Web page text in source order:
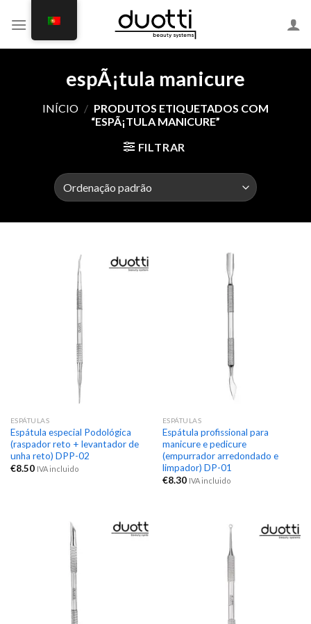
content
espÃ¡tula manicure
INÍCIO / PRODUTOS ETIQUETADOS COM
“ESPÃ¡TULA MANICURE”
FILTRAR
ESPÁTULAS
Espátula especial Podológica
(raspador reto + levantador de
unha reto) DPP-02
€8.50 IVA incluido
ESPÁTULAS
Espátula profissional para
manicure e pedicure
(empurrador arredondado e
limpador) DP-01
€8.30 IVA incluido